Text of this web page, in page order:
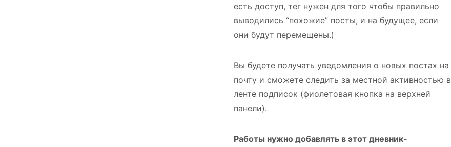
есть доступ, тег нужен для того чтобы правильно
выводились “похожие” посты, и на будущее, если
они будут перемещены.)
Вы будете получать уведомления о новых постах на
почту и сможете следить за местной активностью в
ленте подписок (фиолетовая кнопка на верхней
панели).
Работы нужно добавлять в этот дневник-